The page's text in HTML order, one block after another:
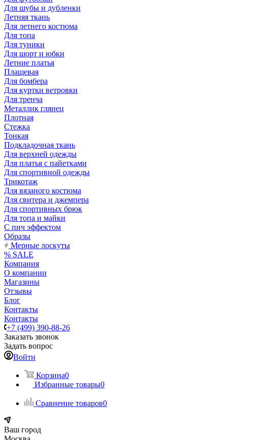
Для шубы и дубленки
Летняя ткань
Для летнего костюма
Для топа
Для туники
Для шорт и юбки
Летние платья
Плащевая
Для бомбера
Для куртки ветровки
Для тренча
Металлик глянец
Плотная
Стежка
Тонкая
Подкладочная ткань
Для верхней одежды
Для платья с пайетками
Для спортивной одежды
Трикотаж
Для вязаного костюма
Для свитера и джемпера
Для спортивных брюк
Для топа и майки
С пич эффектом
Образы
Мерные лоскуты
% SALE
Компания
О компании
Магазины
Отзывы
Блог
Контакты
Контакты
+7 (499) 390-88-26
Заказать звонок
Задать вопрос
Войти
Корзина0
Избранные товары0
Сравнение товаров0
Ваш город